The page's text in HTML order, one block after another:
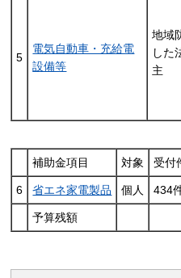
5
電気自動車・充給電
設備等
地域
した
主
補助金項目 対象 受付
6 省エネ家電製品 個人 434
予算残額